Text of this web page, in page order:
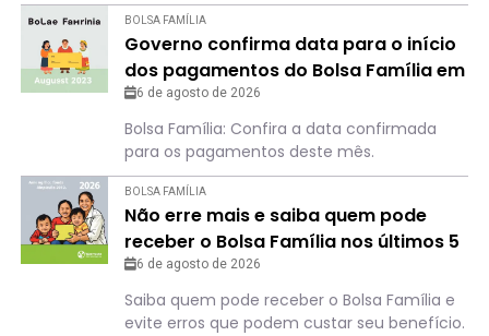
BOLSA FAMÍLIA
Governo confirma data para o início
dos pagamentos do Bolsa Família em
agosto
6 de agosto de 2026
Bolsa Família: Confira a data confirmada
para os pagamentos deste mês.
BOLSA FAMÍLIA
Não erre mais e saiba quem pode
receber o Bolsa Família nos últimos 5
meses de 2026
6 de agosto de 2026
Saiba quem pode receber o Bolsa Família e
evite erros que podem custar seu benefício.